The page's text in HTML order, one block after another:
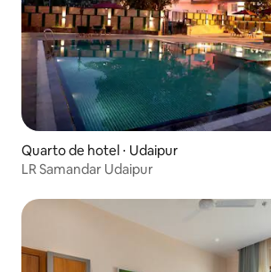
Quarto de hotel ⋅ Udaipur
LR Samandar Udaipur